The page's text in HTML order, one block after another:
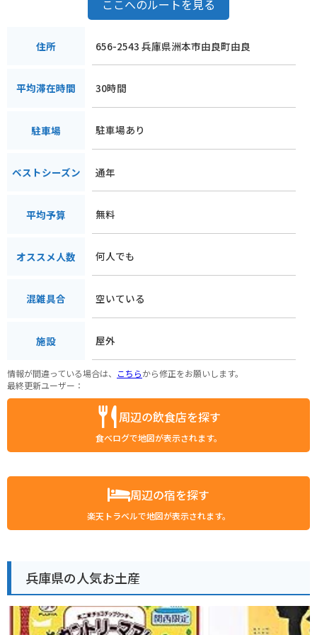
ここへのルートを見る
住所 656-2543 兵庫県洲本市由良町由良
平均滞在時間 30時間
駐車場 駐車場あり
ベストシーズン 通年
平均予算 無料
オススメ人数 何人でも
混雑具合 空いている
施設 屋外
情報が間違っている場合は、 こちらから修正をお願いします。
最終更新ユーザー：
周辺の飲食店を探す
食べログで地図が表示されます。
周辺の宿を探す
楽天トラベルで地図が表示されます。
兵庫県の人気お土産